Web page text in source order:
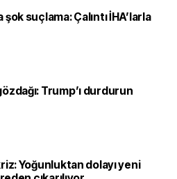
suçlama: Çalıntı İHA’larla
Trump’ı durdurun
Yoğunluktan dolayı yeni